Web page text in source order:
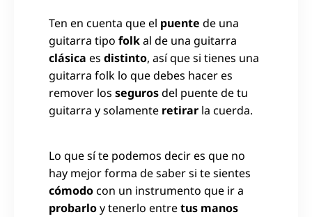
Ten en cuenta que el puente de una
guitarra tipo folkal de una guitarra
clásica es distinto, así que si tienes una
guitarra folk lo que debes hacer es
remover los segurosdel puente de tu
guitarra y solamente retirar la cuerda.
Lo que sí te podemos decir es que no
hay mejor forma de saber si te sientes
cómodocon un instrumento que ir a
probarloy tenerlo entretus manos